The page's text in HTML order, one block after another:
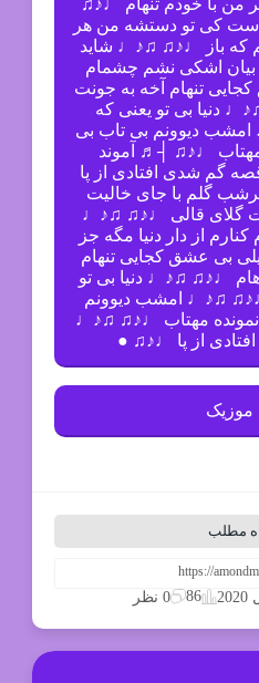
من با خودم تنهام ♩♪♫
کی تو دستشه من هر
که باز ♩♪♫ ♫♪♩ شاید
بیان اشکی نشم چشمام
تنهام آخه به جونت
دنیا بی تو یعنی که
دیوونم بی تاب بی
مهتاب ♩♪♫ ┤♬ آموند
گم شدی افتادی از پا
گلم با جای خالیت
گلای قالی ♩♪♫ ♫♪♩
از دار دنیا مگه جز
بی عشق کجایی تنهام
♩♪♫ ♫♪♩ دنیا بی تو
♫♪♩ امشب دیوونم
نمونده مهتاب ♩♪♫ ♫♪♩
از پا ♩♪♫ ●
موزیک
مطلب
86 0 نظر